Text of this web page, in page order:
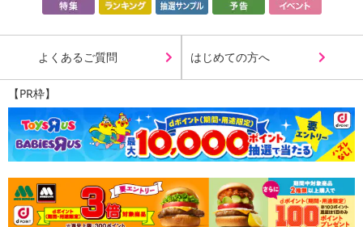
よくあるご質問 はじめての方へ
【PR枠】